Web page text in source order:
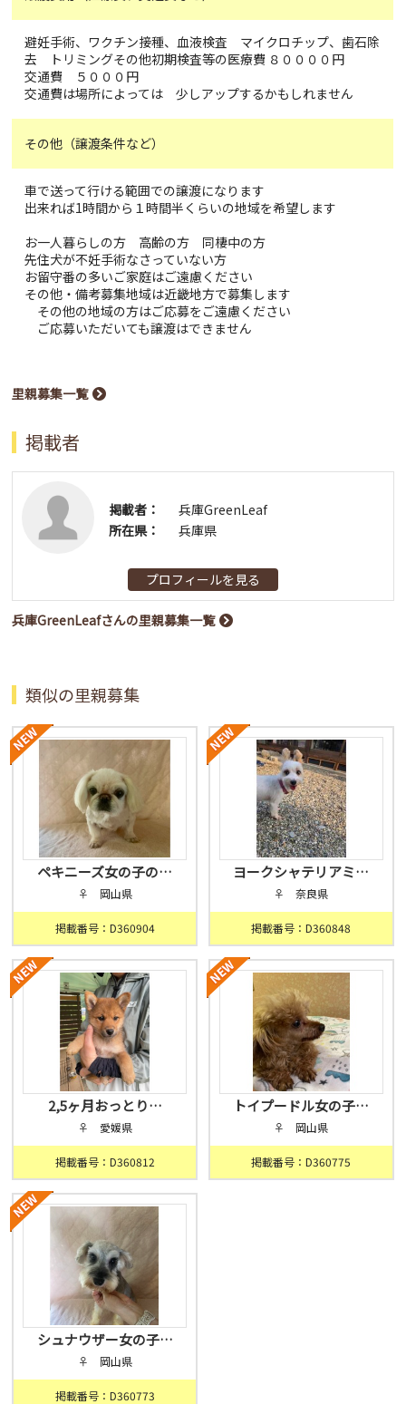
避妊手術、ワクチン接種、血液検査 マイクロチップ、歯石除
去 トリミングその他初期検査等の医療費 ８００００円
交通費 ５０００円
交通費は場所によっては 少しアップするかもしれません
その他（譲渡条件など）
車で送って行ける範囲での譲渡になります
出来れば1時間から１時間半くらいの地域を希望します
お一人暮らしの方 高齢の方 同棲中の方
先住犬が不妊手術なさっていない方
お留守番の多いご家庭はご遠慮ください
その他・備考募集地域は近畿地方で募集します
その他の地域の方はご応募をご遠慮ください
ご応募いただいても譲渡はできません
里親募集一覧
掲載者
掲載者：
兵庫GreenLeaf
所在県：
兵庫県
プロフィールを見る
兵庫GreenLeafさんの里親募集一覧
類似の里親募集
ペキニーズ女の子の…
♀ 岡山県
掲載番号：D360904
ヨークシャテリアミ…
♀ 奈良県
掲載番号：D360848
2,5ヶ月おっとり…
♀ 愛媛県
掲載番号：D360812
トイプードル女の子…
♀ 岡山県
掲載番号：D360775
シュナウザー女の子…
♀ 岡山県
掲載番号：D360773